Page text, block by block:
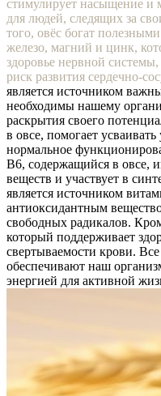
стимулирует насыщение и
для людей, следящих за
того, овёс богат
железо, магний и цинк,
здоровье нервной
риск развития сердечно-
является источником
необходимы нашему
раскрытия своего
в овсе, помогает
нормальное
В6, содержащийся в овсе,
веществ и участвует в
является источником
антиоксидантным
свободных радикалов.
который поддерживает
свертываемости крови.
обеспечивают наш
энергией для активной